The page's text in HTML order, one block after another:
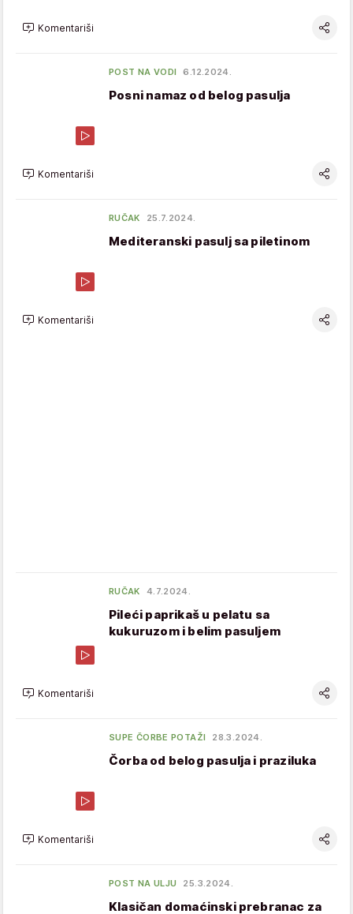
Komentariši
POST NA VODI 6.12.2024.
Posni namaz od belog pasulja
Komentariši
RUČAK 25.7.2024.
Mediteranski pasulj sa piletinom
Komentariši
RUČAK 4.7.2024.
Pileći paprikaš u pelatu sa
kukuruzom i belim pasuljem
Komentariši
SUPE ČORBE POTAŽI 28.3.2024.
Čorba od belog pasulja i praziluka
Komentariši
POST NA ULJU 25.3.2024.
Klasičan domaćinski prebranac za